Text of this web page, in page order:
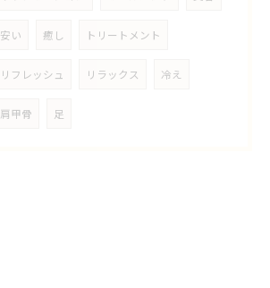
安い 癒し トリートメント
リフレッシュ リラックス 冷え
肩甲骨 足